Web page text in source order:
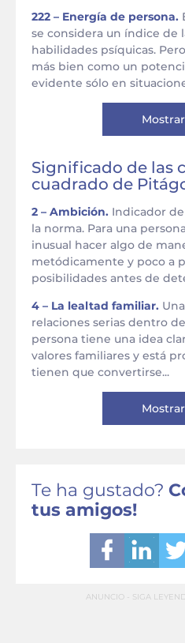
222 – Energía de persona.
se considera un índice de
habilidades psíquicas.
más bien como un
evidente sólo en
Significado de las
cuadrado de
2 – Ambición. Indicador
la norma. Para una
inusual hacer algo de
metódicamente y poco a
posibilidades antes de
4 – La lealtad familiar.
relaciones serias dentro
persona tiene una idea
valores familiares y está
tienen que convertirse...
Te ha gustado?
tus amigos!
ANUNCIO - SIGA